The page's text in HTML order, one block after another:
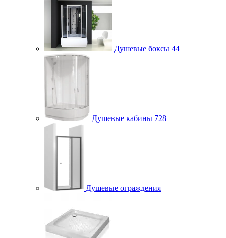
Душевые боксы 44
Душевые кабины 728
Душевые ограждения